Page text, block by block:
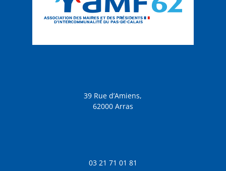
39 Rue d’Amiens,
62000 Arras
03 21 71 01 81